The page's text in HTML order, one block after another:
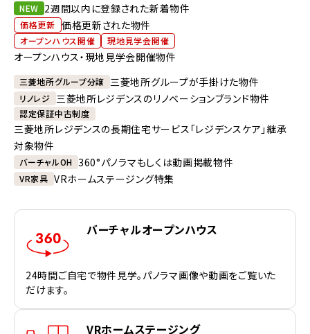
NEW 2週間以内に登録された新着物件
価格更新 価格更新された物件
オープンハウス開催 現地見学会開催
オープンハウス・現地見学会開催物件
三菱地所グループ分譲 三菱地所グループが手掛けた物件
リノレジ 三菱地所レジデンスのリノベーションブランド物件
認定保証中古制度
三菱地所レジデンスの長期住宅サービス「レジデンスケア」継承
対象物件
バーチャルOH 360°パノラマもしくは動画掲載物件
VR家具 VRホームステージング特集
バーチャルオープンハウス
24時間ご自宅で物件見学。パノラマ画像や動画をご覧いた
だけます。
VRホームステージング